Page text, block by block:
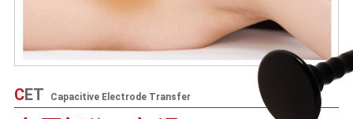
CET Capacitive Electrode Transfer